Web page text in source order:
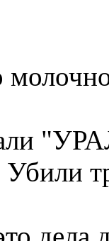
Убили